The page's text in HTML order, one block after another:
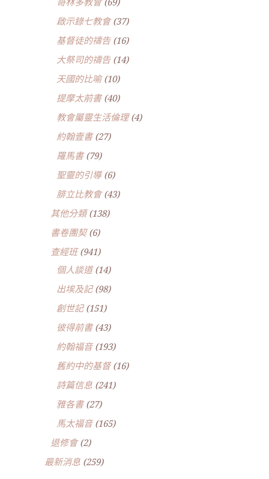
啟示錄七教會(37)
基督徒的禱告(16)
大祭司的禱告(14)
天國的比喻(10)
提摩太前書(40)
教會屬靈生活倫理(4)
約翰壹書(27)
羅馬書(79)
聖靈的引導(6)
腓立比教會(43)
其他分類(138)
書卷團契(6)
查經班(941)
個人談道(14)
出埃及記(98)
創世記(151)
彼得前書(43)
約翰福音(193)
舊約中的基督(16)
詩篇信息 (241)
雅各書(27)
馬太福音(165)
退修會(2)
最新消息 (259)